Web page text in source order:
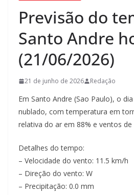
Previsão do
Santo Andre
(21/06/2026)
21 de junho de 2026 Redação
Em Santo Andre (Sao Paulo), o
nublado, com temperatura em
relativa do ar em 88% e ventos
Detalhes do tempo:
– Velocidade do vento: 11.5 km/h
– Direção do vento: W
– Precipitação: 0.0 mm